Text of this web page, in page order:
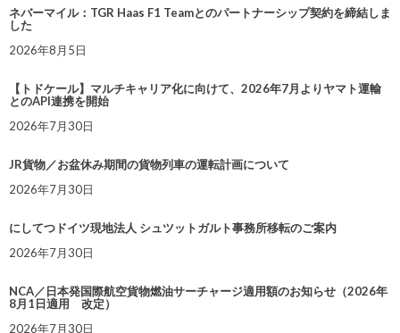
ネバーマイル：TGR Haas F1 Teamとのパートナーシップ契約を締結しま
した
2026年8月5日
【トドケール】マルチキャリア化に向けて、2026年7月よりヤマト運輸
とのAPI連携を開始
2026年7月30日
JR貨物／お盆休み期間の貨物列車の運転計画について
2026年7月30日
にしてつドイツ現地法人 シュツットガルト事務所移転のご案内
2026年7月30日
NCA／日本発国際航空貨物燃油サーチャージ適用額のお知らせ（2026年
8月1日適用 改定）
2026年7月30日